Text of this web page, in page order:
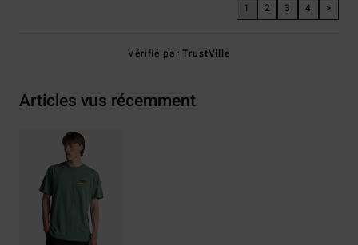
1 2 3 4 >
Vérifié parTrustVille
Articles vus récemment